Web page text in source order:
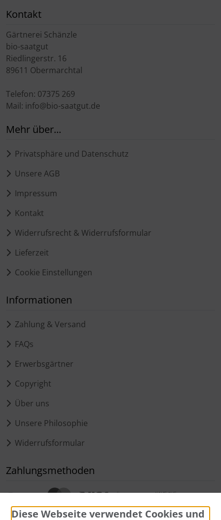
Kontakt
Gärtnerei Schänzle
bio-saatgut
Riedlingerstr. 16
89611 Obermarchtal
Telefon: 07375 269
Mail: info@bio-saatgut.de
Mehr über...
Privatsphäre und Datenschutz
Unsere AGB
Impressum
Kontakt
Widerrufsrecht & Widerrufsformular
Lieferzeit
Cookie Einstellungen
Informationen
Zahlung & Versand
FAQs
Erwerbsgärtner
Copyright
Über uns
Unsere Philosophie
Widerrufsformular
Zahlungsmethoden
Diese Webseite verwendet Cookies und